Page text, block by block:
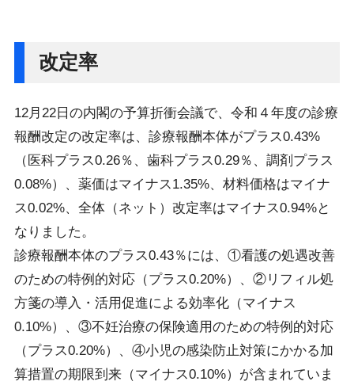
改定率
12月22日の内閣の予算折衝会議で、令和４年度の診療
報酬改定の改定率は、診療報酬本体がプラス0.43%
（医科プラス0.26％、歯科プラス0.29％、調剤プラス
0.08%）、薬価はマイナス1.35%、材料価格はマイナ
ス0.02%、全体（ネット）改定率はマイナス0.94%と
なりました。
診療報酬本体のプラス0.43％には、①看護の処遇改善
のための特例的対応（プラス0.20%）、②リフィル処
方箋の導入・活用促進による効率化（マイナス
0.10%）、③不妊治療の保険適用のための特例的対応
（プラス0.20%）、④小児の感染防止対策にかかる加
算措置の期限到来（マイナス0.10%）が含まれていま